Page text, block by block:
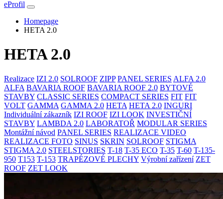
eProfil
Homepage
HETA 2.0
HETA 2.0
Realizace IZI 2.0 SOLROOF ZIPP PANEL SERIES ALFA 2.0
ALFA BAVARIA ROOF BAVARIA ROOF 2.0 BYTOVÉ
STAVBY CLASSIC SERIES COMPACT SERIES FIT FIT
VOLT GAMMA GAMMA 2.0 HETA HETA 2.0 INGURI
Individuální zákazník IZI ROOF IZI LOOK INVESTIČNÍ
STAVBY LAMBDA 2.0 LABORATOŘ MODULAR SERIES
Montážní návod PANEL SERIES REALIZACE VIDEO
REALIZACE FOTO SINUS SKRIN SOLROOF STIGMA
STIGMA 2.0 STEELSTORIES T-18 T-35 ECO T-35 T-60 T-135-
950 T153 T-153 TRAPÉZOVÉ PLECHY Výrobní zařízení ZET
ROOF ZET LOOK